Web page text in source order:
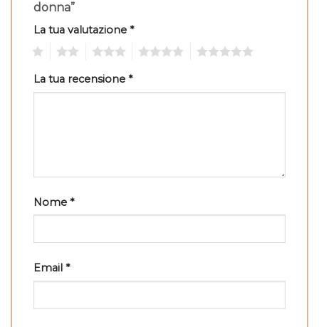
donna”
La tua valutazione *
La tua recensione *
Nome *
Email *